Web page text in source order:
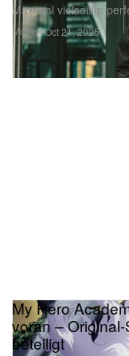
Mode
Maximal vielseitig:
Oct 21, 2025
My Hero
voran –
beteiligt